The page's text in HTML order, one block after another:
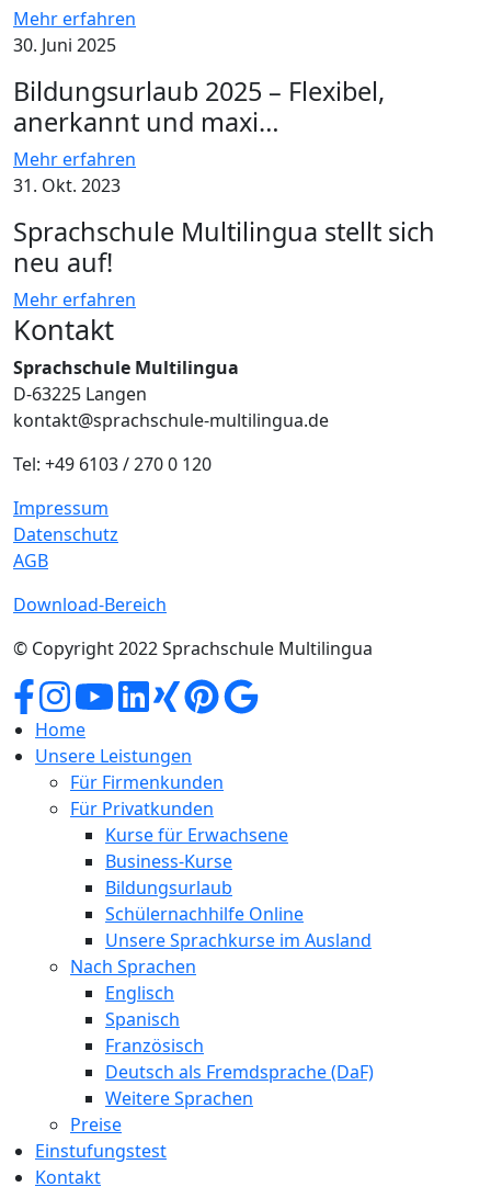
Mehr erfahren
30. Juni 2025
Bildungsurlaub 2025 – Flexibel,
anerkannt und maxi…
Mehr erfahren
31. Okt. 2023
Sprachschule Multilingua stellt sich
neu auf!
Mehr erfahren
Kontakt
Sprachschule Multilingua
D-63225 Langen
kontakt@sprachschule-multilingua.de
Tel: +49 6103 / 270 0 120
Impressum
Datenschutz
AGB
Download-Bereich
© Copyright 2022 Sprachschule Multilingua
Home
Unsere Leistungen
Für Firmenkunden
Für Privatkunden
Kurse für Erwachsene
Business-Kurse
Bildungsurlaub
Schülernachhilfe Online
Unsere Sprachkurse im Ausland
Nach Sprachen
Englisch
Spanisch
Französisch
Deutsch als Fremdsprache (DaF)
Weitere Sprachen
Preise
Einstufungstest
Kontakt